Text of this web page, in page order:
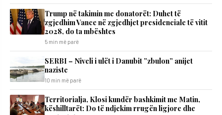
Trump në takimin me donatorët: Duhet të
zgjedhim Vance në zgjedhjet presidenciale të vitit
2028, do ta mbështes
5 min më parë
SERBI – Niveli i ulët i Danubit ”zbulon” anijet
naziste
10 min më parë
Territorialja, Klosi kundër bashkimit me Matin,
këshilltarët: Do të ndjekim rrugën ligjore dhe